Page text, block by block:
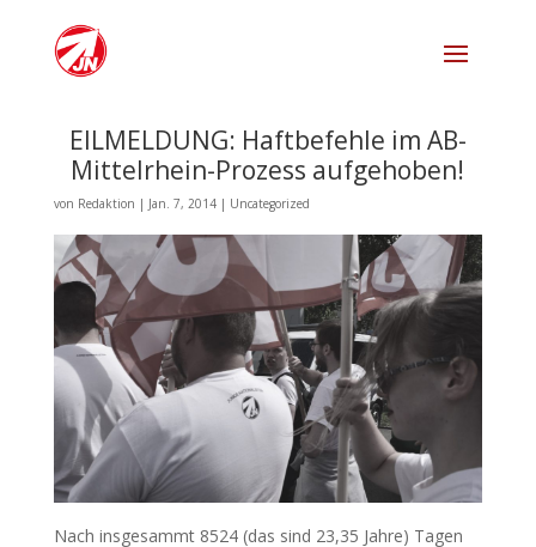
EILMELDUNG: Haftbefehle im AB-
Mittelrhein-Prozess aufgehoben!
von Redaktion | Jan. 7, 2014| Uncategorized
Nach insgesammt 8524 (das sind 23,35 Jahre) Tagen